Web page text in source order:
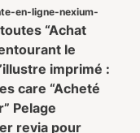
en-ligne-nexium-
“Achat
le
imprimé :
care “Acheté
Pelage
revia pour